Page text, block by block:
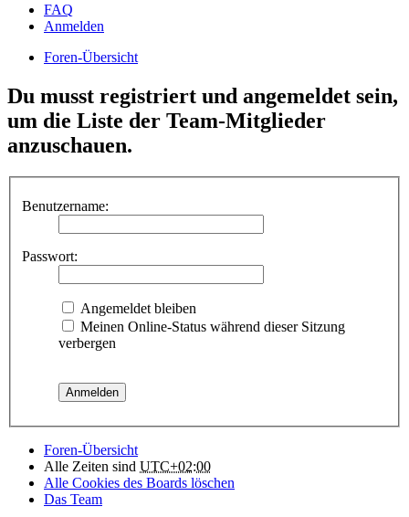
FAQ
Anmelden
Foren-Übersicht
Du musst registriert und angemeldet sein,
um die Liste der Team-Mitglieder
anzuschauen.
Benutzername:
Passwort:
Angemeldet bleiben
Meinen Online-Status während dieser Sitzung
verbergen
Foren-Übersicht
Alle Zeiten sind UTC+02:00
Alle Cookies des Boards löschen
Das Team